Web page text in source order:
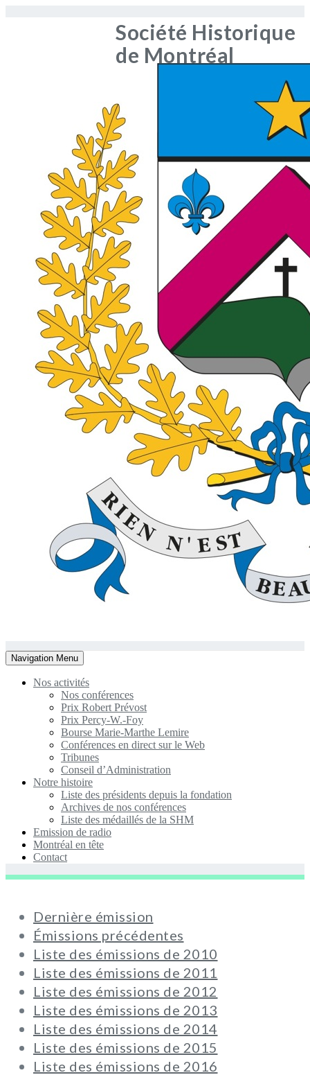
Société Historique
de Montréal
Toggle
navigation
Navigation Menu
Nos activités
Nos conférences
Prix Robert Prévost
Prix Percy-W.-Foy
Bourse Marie-Marthe Lemire
Conférences en direct sur le Web
Tribunes
Conseil d’Administration
Notre histoire
Liste des présidents depuis la fondation
Archives de nos conférences
Liste des médaillés de la SHM
Emission de radio
Montréal en tête
Contact
Dernière émission
Émissions précédentes
Liste des émissions de 2010
Liste des émissions de 2011
Liste des émissions de 2012
Liste des émissions de 2013
Liste des émissions de 2014
Liste des émissions de 2015
Liste des émissions de 2016